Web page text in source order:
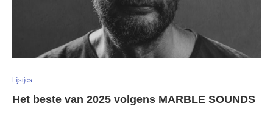
Lijstjes
Het beste van 2025 volgens MARBLE SOUNDS